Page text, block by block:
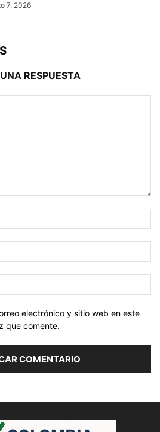
7, 2026
RESPUESTA
electrónico y sitio web en este
que comente.